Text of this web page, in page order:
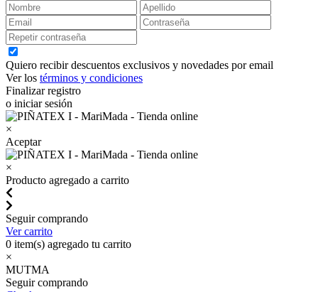
Quiero recibir descuentos exclusivos y novedades por email
Ver los términos y condiciones
Finalizar registro
o iniciar sesión
×
Aceptar
×
Producto agregado a carrito
Seguir comprando
Ver carrito
0 item(s) agregado tu carrito
×
MUTMA
Seguir comprando